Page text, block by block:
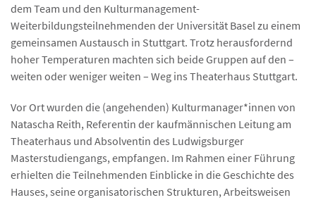
dem Team und den Kulturmanagement-
Weiterbildungsteilnehmenden der Universität Basel zu einem
gemeinsamen Austausch in Stuttgart. Trotz herausfordernd
hoher Temperaturen machten sich beide Gruppen auf den –
weiten oder weniger weiten – Weg ins Theaterhaus Stuttgart.
Vor Ort wurden die (angehenden) Kulturmanager*innen von
Natascha Reith, Referentin der kaufmännischen Leitung am
Theaterhaus und Absolventin des Ludwigsburger
Masterstudiengangs, empfangen. Im Rahmen einer Führung
erhielten die Teilnehmenden Einblicke in die Geschichte des
Hauses, seine organisatorischen Strukturen, Arbeitsweisen